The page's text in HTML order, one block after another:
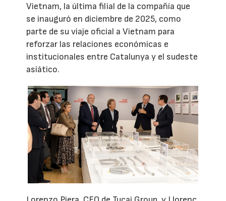
Vietnam, la última filial de la compañía que
se inauguró en diciembre de 2025, como
parte de su viaje oficial a Vietnam para
reforzar las relaciones económicas e
institucionales entre Catalunya y el sudeste
asiático.